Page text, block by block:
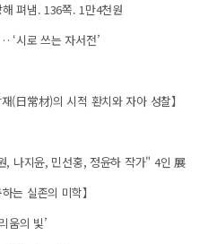
펴냄. 136쪽. 1만4천원
‘시로 쓰는 자서전’
(日常材)의 시적 환치와 자아 성찰】
, 나지윤, 민선홍, 정윤하 작가" 4인 展
는 실존의 미학】
움의 빛’